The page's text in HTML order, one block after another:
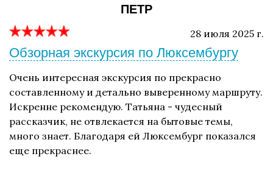
ПЕТР
28 июля 2025 г.
Обзорная экскурсия по Люксембургу
Очень интересная экскурсия по прекрасно
составленному и детально выверенному маршруту.
Искренне рекомендую. Татьяна - чудесный
рассказчик, не отвлекается на бытовые темы,
много знает. Благодаря ей Люксембург показался
еще прекраснее.